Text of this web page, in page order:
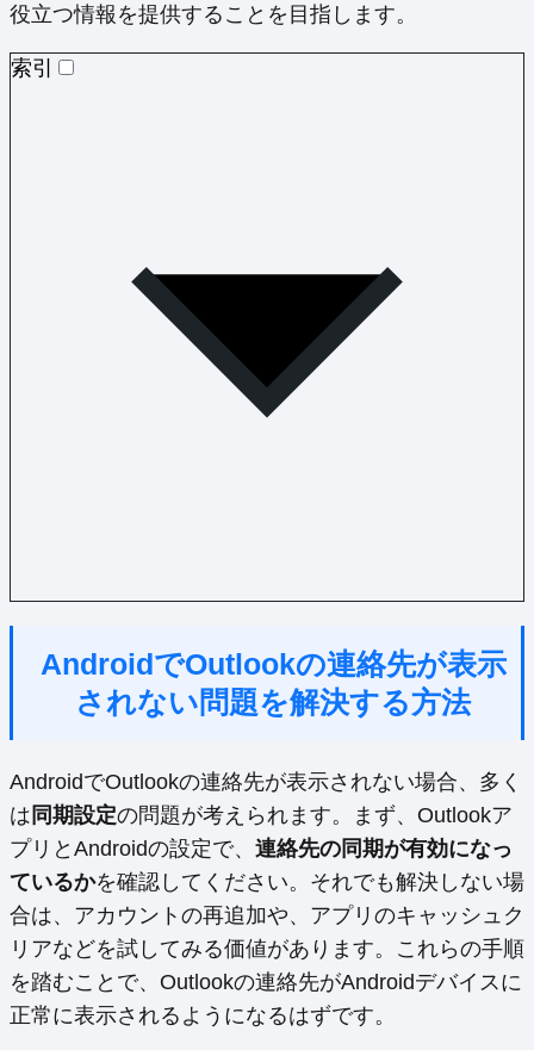
役立つ情報を提供することを目指します。
索引
AndroidでOutlookの連絡先が表示
されない問題を解決する方法
AndroidでOutlookの連絡先が表示されない場合、多く
は 同期設定の問題が考えられます。まず、Outlookア
プリとAndroidの設定で、 連絡先の同期が有効になっ
ているかを確認してください。それでも解決しない場
合は、アカウントの再追加や、アプリのキャッシュク
リアなどを試してみる価値があります。これらの手順
を踏むことで、Outlookの連絡先がAndroidデバイスに
正常に表示されるようになるはずです。